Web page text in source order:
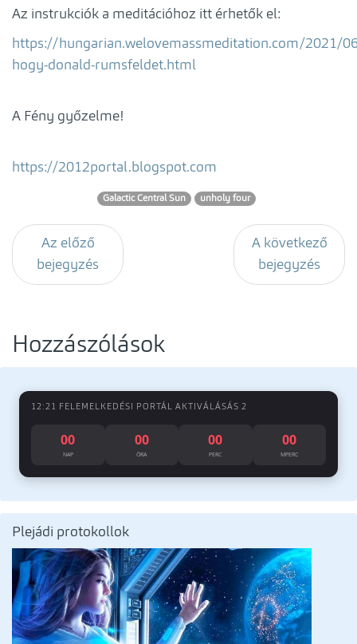
Az instrukciók a meditációhoz itt érhetők el:
https://hungarian.welovemassmeditation.com/2021/
hogy-donald-rumsfeldet.html
A Fény győzelme!
https://2012portal.blogspot.com
Galactic Central Sun unholy four
Az előző
bejegyzés
A következő
bejegyzés
Hozzászólások
12:21 FELEMELKEDÉSI PORTÁL AKTIVÁLÁSÁS 2
00
NAP
00
ÓRA
00
PERC
00
MPERC
Plejádi protokollok